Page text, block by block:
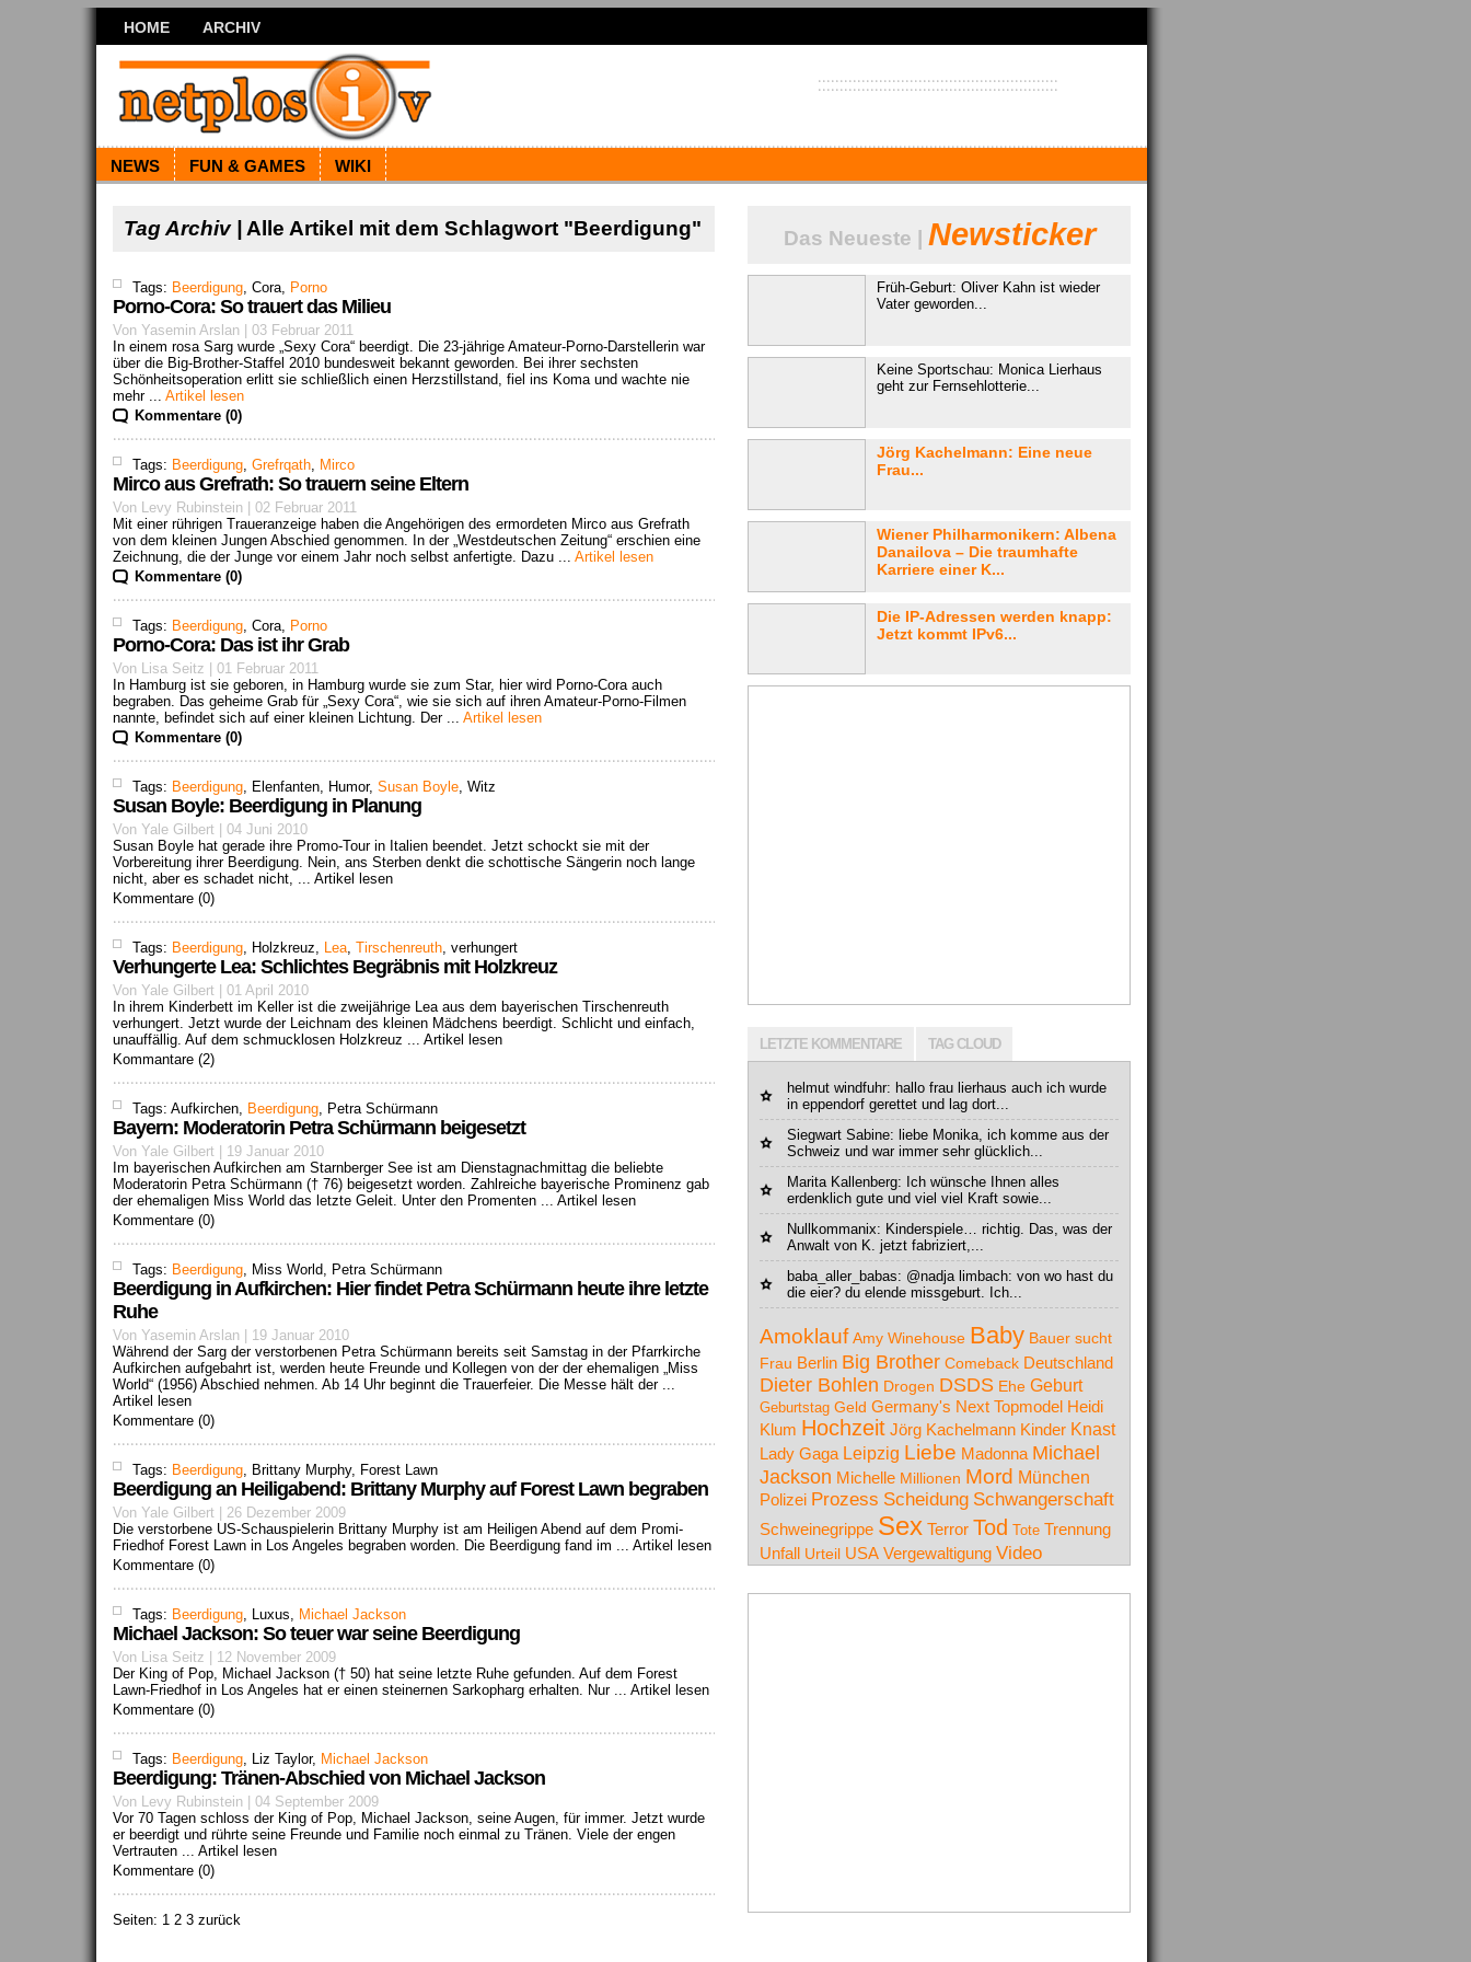
HOME ARCHIV
NEWS FUN & GAMES WIKI
Tag Archiv | Alle Artikel mit dem Schlagwort "Beerdigung"
Tags: Beerdigung, Cora, Porno
Porno-Cora: So trauert das Milieu
Von Yasemin Arslan | 03 Februar 2011
In einem rosa Sarg wurde „Sexy Cora“ beerdigt. Die 23-jährige Amateur-Porno-Darstellerin war
über die Big-Brother-Staffel 2010 bundesweit bekannt geworden. Bei ihrer sechsten
Schönheitsoperation erlitt sie schließlich einen Herzstillstand, fiel ins Koma und wachte nie
mehr ... Artikel lesen
Kommentare (0)
Tags: Beerdigung, Grefrqath, Mirco
Mirco aus Grefrath: So trauern seine Eltern
Von Levy Rubinstein | 02 Februar 2011
Mit einer rührigen Traueranzeige haben die Angehörigen des ermordeten Mirco aus Grefrath
von dem kleinen Jungen Abschied genommen. In der „Westdeutschen Zeitung“ erschien eine
Zeichnung, die der Junge vor einem Jahr noch selbst anfertigte. Dazu ... Artikel lesen
Kommentare (0)
Tags: Beerdigung, Cora, Porno
Porno-Cora: Das ist ihr Grab
Von Lisa Seitz | 01 Februar 2011
In Hamburg ist sie geboren, in Hamburg wurde sie zum Star, hier wird Porno-Cora auch
begraben. Das geheime Grab für „Sexy Cora“, wie sie sich auf ihren Amateur-Porno-Filmen
nannte, befindet sich auf einer kleinen Lichtung. Der ... Artikel lesen
Kommentare (0)
Tags: Beerdigung, Elenfanten, Humor, Susan Boyle, Witz
Susan Boyle: Beerdigung in Planung
Von Yale Gilbert | 04 Juni 2010
Susan Boyle hat gerade ihre Promo-Tour in Italien beendet. Jetzt schockt sie mit der
Vorbereitung ihrer Beerdigung. Nein, ans Sterben denkt die schottische Sängerin noch lange
nicht, aber es schadet nicht, ... Artikel lesen
Kommentare (0)
Tags: Beerdigung, Holzkreuz, Lea, Tirschenreuth, verhungert
Verhungerte Lea: Schlichtes Begräbnis mit Holzkreuz
Von Yale Gilbert | 01 April 2010
In ihrem Kinderbett im Keller ist die zweijährige Lea aus dem bayerischen Tirschenreuth
verhungert. Jetzt wurde der Leichnam des kleinen Mädchens beerdigt. Schlicht und einfach,
unauffällig. Auf dem schmucklosen Holzkreuz ... Artikel lesen
Kommantare (2)
Tags: Aufkirchen, Beerdigung, Petra Schürmann
Bayern: Moderatorin Petra Schürmann beigesetzt
Von Yale Gilbert | 19 Januar 2010
Im bayerischen Aufkirchen am Starnberger See ist am Dienstagnachmittag die beliebte
Moderatorin Petra Schürmann († 76) beigesetzt worden. Zahlreiche bayerische Prominenz gab
der ehemaligen Miss World das letzte Geleit. Unter den Promenten ... Artikel lesen
Kommentare (0)
Tags: Beerdigung, Miss World, Petra Schürmann
Beerdigung in Aufkirchen: Hier findet Petra Schürmann heute ihre letzte
Ruhe
Von Yasemin Arslan | 19 Januar 2010
Während der Sarg der verstorbenen Petra Schürmann bereits seit Samstag in der Pfarrkirche
Aufkirchen aufgebahrt ist, werden heute Freunde und Kollegen von der der ehemaligen „Miss
World“ (1956) Abschied nehmen. Ab 14 Uhr beginnt die Trauerfeier. Die Messe hält der ...
Artikel lesen
Kommentare (0)
Tags: Beerdigung, Brittany Murphy, Forest Lawn
Beerdigung an Heiligabend: Brittany Murphy auf Forest Lawn begraben
Von Yale Gilbert | 26 Dezember 2009
Die verstorbene US-Schauspielerin Brittany Murphy ist am Heiligen Abend auf dem Promi-
Friedhof Forest Lawn in Los Angeles begraben worden. Die Beerdigung fand im ... Artikel lesen
Kommentare (0)
Tags: Beerdigung, Luxus, Michael Jackson
Michael Jackson: So teuer war seine Beerdigung
Von Lisa Seitz | 12 November 2009
Der King of Pop, Michael Jackson († 50) hat seine letzte Ruhe gefunden. Auf dem Forest
Lawn-Friedhof in Los Angeles hat er einen steinernen Sarkopharg erhalten. Nur ... Artikel lesen
Kommentare (0)
Tags: Beerdigung, Liz Taylor, Michael Jackson
Beerdigung: Tränen-Abschied von Michael Jackson
Von Levy Rubinstein | 04 September 2009
Vor 70 Tagen schloss der King of Pop, Michael Jackson, seine Augen, für immer. Jetzt wurde
er beerdigt und rührte seine Freunde und Familie noch einmal zu Tränen. Viele der engen
Vertrauten ... Artikel lesen
Kommentare (0)
Seiten: 1 2 3 zurück
Das Neueste | Newsticker
Früh-Geburt: Oliver Kahn ist wieder
Vater geworden...
Keine Sportschau: Monica Lierhaus
geht zur Fernsehlotterie...
Jörg Kachelmann: Eine neue
Frau...
Wiener Philharmonikern: Albena
Danailova – Die traumhafte
Karriere einer K...
Die IP-Adressen werden knapp:
Jetzt kommt IPv6...
LETZTE KOMMENTARE TAG CLOUD
helmut windfuhr: hallo frau lierhaus auch ich wurde
in eppendorf gerettet und lag dort...
Siegwart Sabine: liebe Monika, ich komme aus der
Schweiz und war immer sehr glücklich...
Marita Kallenberg: Ich wünsche Ihnen alles
erdenklich gute und viel viel Kraft sowie...
Nullkommanix: Kinderspiele… richtig. Das, was der
Anwalt von K. jetzt fabriziert,...
baba_aller_babas: @nadja limbach: von wo hast du
die eier? du elende missgeburt. Ich...
Amoklauf Amy Winehouse Baby Bauer sucht
Frau Berlin Big Brother Comeback Deutschland
Dieter Bohlen Drogen DSDS Ehe Geburt
Geburtstag Geld Germany's Next Topmodel Heidi
Klum Hochzeit Jörg Kachelmann Kinder Knast
Lady Gaga Leipzig Liebe Madonna Michael
Jackson Michelle Millionen Mord München
Polizei Prozess Scheidung Schwangerschaft
Schweinegrippe Sex Terror Tod Tote Trennung
Unfall Urteil USA Vergewaltigung Video